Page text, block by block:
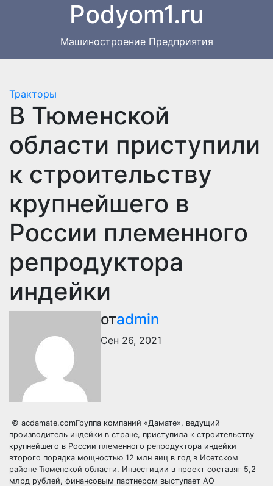
содержимому
Podyom1.ru
Машиностроение Предприятия
Тракторы
В Тюменской
области приступили
к строительству
крупнейшего в
России племенного
репродуктора
индейки
отadmin
Сен 26, 2021
© acdamate.comГруппа компаний «Дамате», ведущий
производитель индейки в стране, приступила к строительству
крупнейшего в России племенного репродуктора индейки
второго порядка мощностью 12 млн яиц в год в Исетском
районе Тюменской области. Инвестиции в проект составят 5,2
млрд рублей, финансовым партнером выступает АО